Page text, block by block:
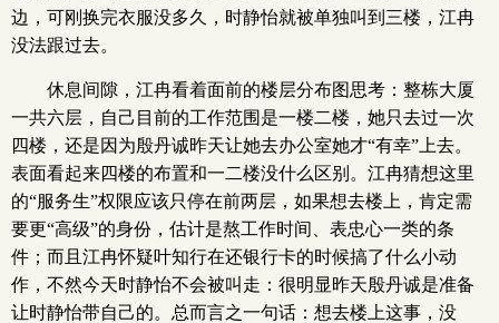
边，可刚换完衣服没多久，时静怡就被单独叫到三楼，江冉
没法跟过去。
休息间隙，江冉看着面前的楼层分布图思考：整栋大厦
一共六层，自己目前的工作范围是一楼二楼，她只去过一次
四楼，还是因为殷丹诚昨天让她去办公室她才“有幸”上去。
表面看起来四楼的布置和一二楼没什么区别。江冉猜想这里
的“服务生”权限应该只停在前两层，如果想去楼上，肯定需
要更“高级”的身份，估计是熬工作时间、表忠心一类的条
件；而且江冉怀疑叶知行在还银行卡的时候搞了什么小动
作，不然今天时静怡不会被叫走：很明显昨天殷丹诚是准备
让时静怡带自己的。总而言之一句话：想去楼上这事，没